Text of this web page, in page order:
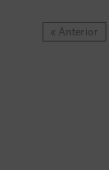
« Anterior